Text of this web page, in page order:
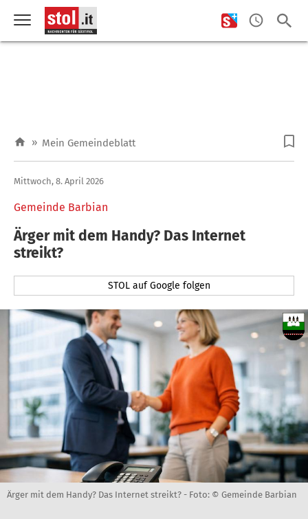
» Mein Gemeindeblatt
Gemeinde Barbian
Mittwoch, 8. April 2026
Ärger mit dem Handy? Das Internet
streikt?
STOL auf Google folgen
Ärger mit dem Handy? Das Internet streikt? - Foto: © Gemeinde Barbian